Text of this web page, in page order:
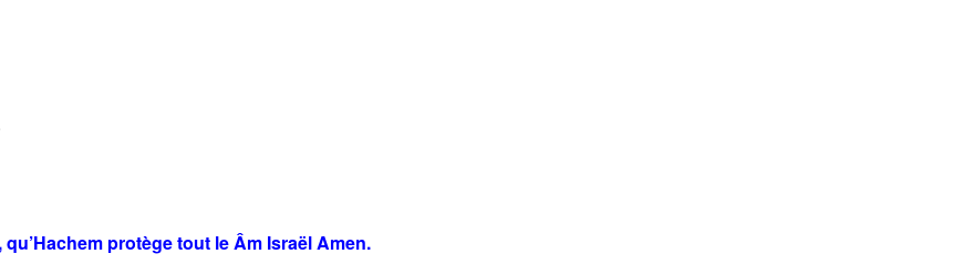
protège tout le Âm Israël Amen.